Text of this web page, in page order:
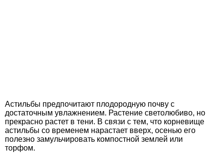
Астильбы предпочитают плодородную почву с
достаточным увлажнением. Растение светолюбиво, но
прекрасно растет в тени. В связи с тем, что корневище
астильбы со временем нарастает вверх, осенью его
полезно замульчировать компостной землей или
торфом.